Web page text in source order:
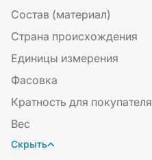
Состав (материал)
Страна происхождения
Единицы измерения
Фасовка
Кратность для покупателя
Вес
Скрыть